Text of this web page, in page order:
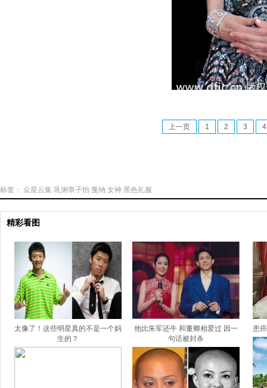
上一页 1 2 3 4
标签： 众星云集 巩俐章子怡 戛纳 女神 黑色礼服
精彩看图
太像了！这些明星真的不是一个妈
生的？
他比朱军还牛 和董卿相爱过 因一
句话被封杀
患